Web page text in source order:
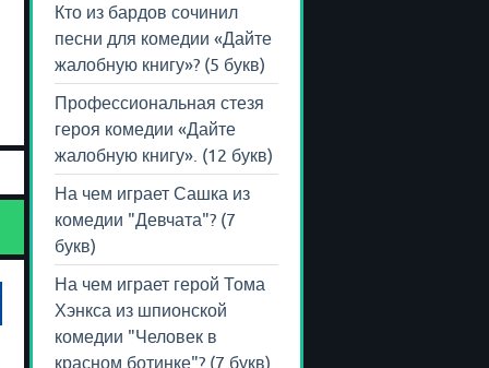
Кто из бардов сочинил
песни для комедии «Дайте
жалобную книгу»? (5 букв)
Профессиональная стезя
героя комедии «Дайте
жалобную книгу». (12 букв)
На чем играет Сашка из
комедии "Девчата"? (7
букв)
На чем играет герой Тома
Хэнкса из шпионской
комедии "Человек в
красном ботинке"? (7 букв)